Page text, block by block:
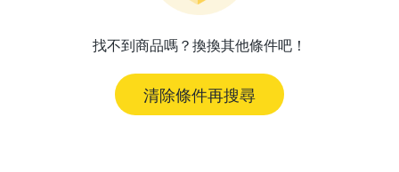
找不到商品嗎？換換其他條件吧！
清除條件再搜尋